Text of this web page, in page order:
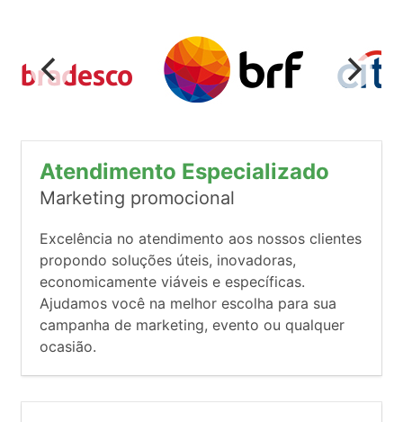
Atendimento Especializado
Marketing promocional
Excelência no atendimento aos nossos clientes
propondo soluções úteis, inovadoras,
economicamente viáveis e específicas.
Ajudamos você na melhor escolha para sua
campanha de marketing, evento ou qualquer
ocasião.